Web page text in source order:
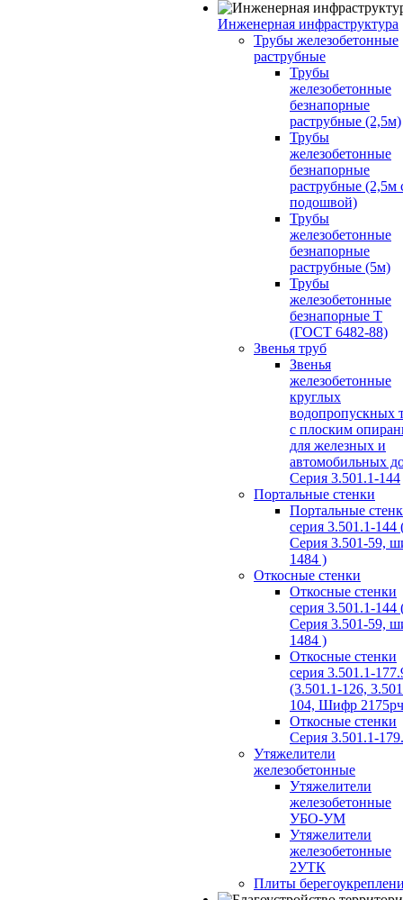
Инженерная инфраструктура
Трубы железобетонные
раструбные
Трубы
железобетонные
безнапорные
раструбные (2,5м)
Трубы
железобетонные
безнапорные
раструбные (2,5м
подошвой)
Трубы
железобетонные
безнапорные
раструбные (5м)
Трубы
железобетонные
безнапорные Т
(ГОСТ 6482-88)
Звенья труб
Звенья
железобетонные
круглых
водопропускных
с плоским
для железных и
автомобильных
Серия 3.501.1-144
Портальные стенки
Портальные
серия 3.501.1-144
Серия 3.501-59,
1484 )
Откосные стенки
Откосные стенки
серия 3.501.1-144
Серия 3.501-59,
1484 )
Откосные стенки
серия 3.501.1-
(3.501.1-126,
104, Шифр
Откосные стенки
Серия 3.501.1-
Утяжелители
железобетонные
Утяжелители
железобетонные
УБО-УМ
Утяжелители
железобетонные
2УТК
Плиты